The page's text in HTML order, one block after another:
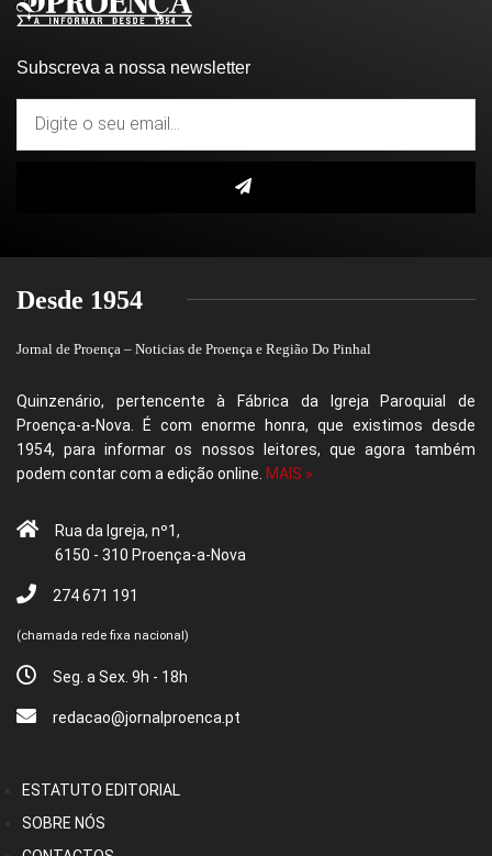
Subscreva a nossa newsletter
Desde 1954
Jornal de Proença – Noticias de Proença e Região Do Pinhal
Quinzenário, pertencente à Fábrica da Igreja Paroquial de
Proença-a-Nova. É com enorme honra, que existimos desde
1954, para informar os nossos leitores, que agora também
podem contar com a edição online. MAIS »
Rua da Igreja, nº1,
6150 - 310 Proença-a-Nova
274 671 191
(chamada rede fixa nacional)
Seg. a Sex. 9h - 18h
redacao@jornalproenca.pt
ESTATUTO EDITORIAL
SOBRE NÓS